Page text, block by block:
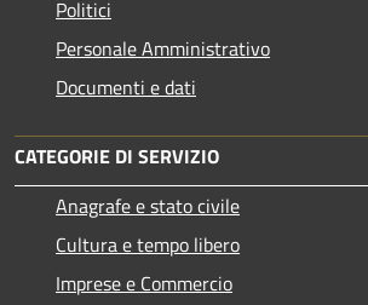
Politici
Personale Amministrativo
Documenti e dati
CATEGORIE DI SERVIZIO
Anagrafe e stato civile
Cultura e tempo libero
Imprese e Commercio